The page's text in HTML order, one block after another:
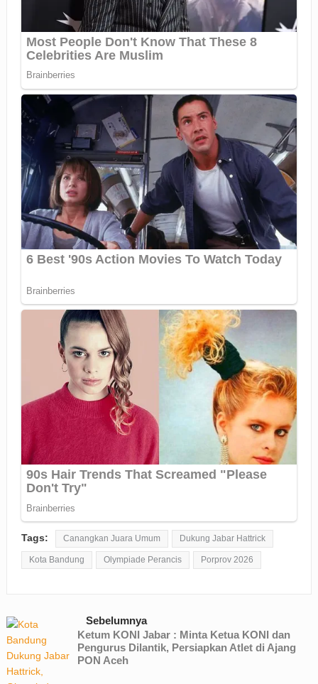
Tags: Canangkan Juara Umum Dukung Jabar Hattrick
Kota Bandung Olympiade Perancis Porprov 2026
Sebelumnya
Ketum KONI Jabar : Minta Ketua KONI dan
Pengurus Dilantik, Persiapkan Atlet di Ajang
PON Aceh